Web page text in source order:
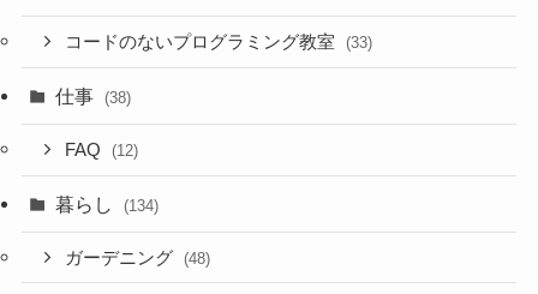
コードのないプログラミング教室 (33)
仕事 (38)
FAQ (12)
暮らし (134)
ガーデニング (48)